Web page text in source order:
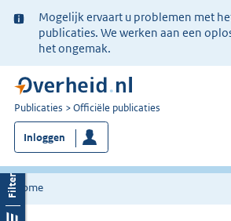
Ter
informatie:
Mogelijk ervaart u problemen met
publicaties. We werken aan een
het ongemak.
U
bent
nu
hier:
Publicaties Officiële publicaties
Inloggen
Home